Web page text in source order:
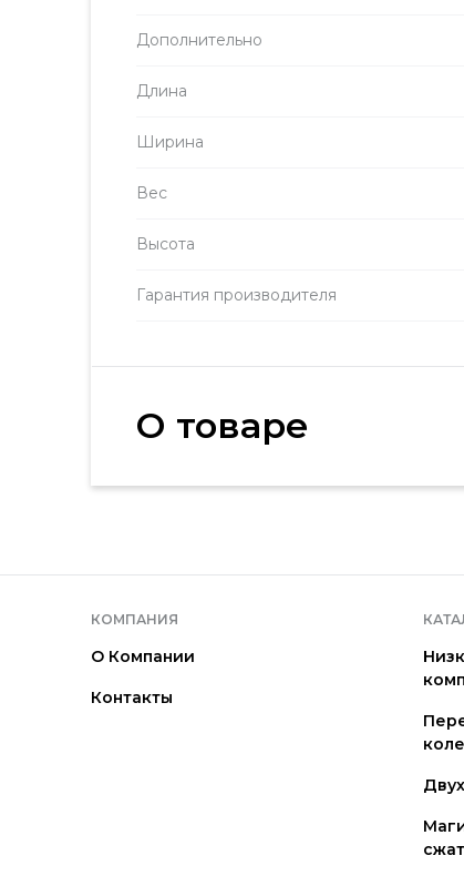
Дополнительно
Длина
Ширина
Вес
Высота
Гарантия производителя
О товаре
КОМПАНИЯ
О Компании
Контакты